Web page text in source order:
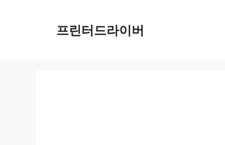
프린터드라이버